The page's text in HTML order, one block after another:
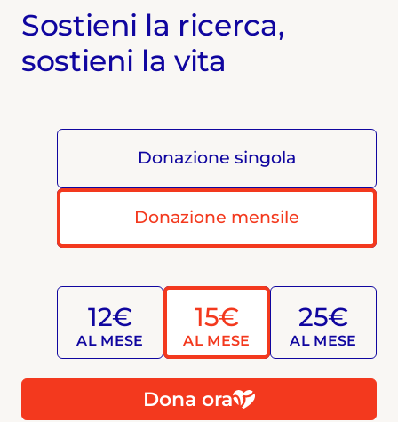
Sostieni la ricerca,
sostieni la vita
Donazione singola
Donazione mensile
12€
AL MESE
15€
AL MESE
25€
AL MESE
Dona ora